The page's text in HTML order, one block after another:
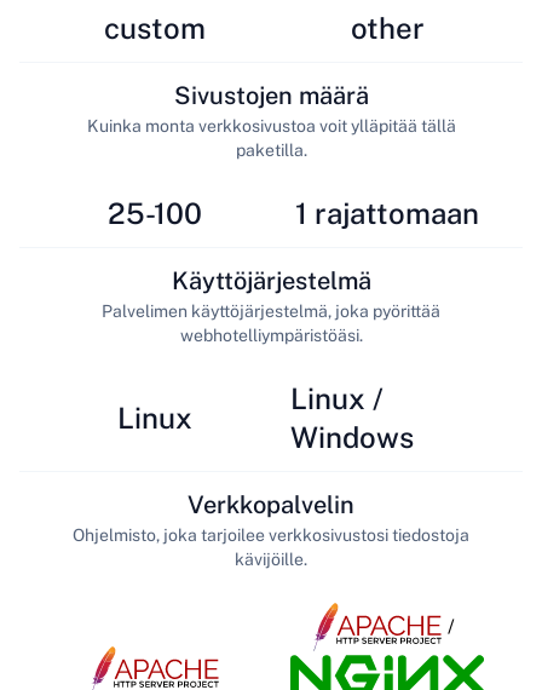
custom other
25-100
Sivustojen määrä
Kuinka monta verkkosivustoa voit ylläpitää tällä
paketilla.
1 rajattomaan
Linux
Käyttöjärjestelmä
Palvelimen käyttöjärjestelmä, joka pyörittää
webhotelliympäristöäsi.
Linux /
Windows
Verkkopalvelin
Ohjelmisto, joka tarjoilee verkkosivustosi tiedostoja
kävijöille.
/